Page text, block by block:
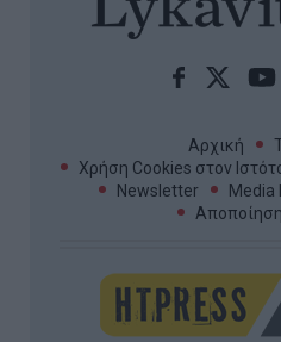
Αρχική
Χρήση Cookies στον
Newsletter
Media